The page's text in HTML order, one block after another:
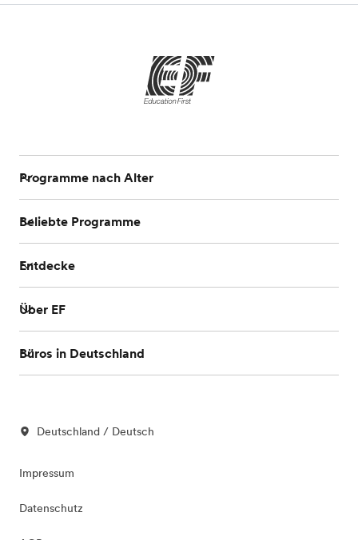
Programme nach Alter
Beliebte Programme
Entdecke
Über EF
Büros in Deutschland
Deutschland / Deutsch
Impressum
Datenschutz